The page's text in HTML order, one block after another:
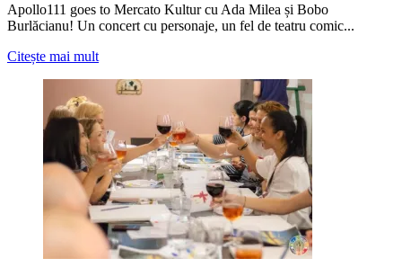
Apollo111 goes to Mercato Kultur cu Ada Milea și Bobo
Burlăcianu! Un concert cu personaje, un fel de teatru comic...
Citește mai multCitește
multe
despre
Concert
în
doi:
Ada
Milea
&
Bobo
Burlăcianu